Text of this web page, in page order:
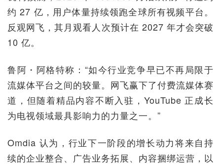
约 27 亿，用户体量持续领跑全球所有视频平台。
反观网飞，其月观看人次预计在 2027 年才会突破
10 亿。
鲁阿・阿格特称：“如今行业竞争早已不再局限于
流媒体平台之间的较量。网飞赢下了付费流媒体赛
道，但随着精品内容不断入驻，YouTube 正成长
为电视领域最具影响力的力量之一。”
Omdia 认为，行业下一阶段的增长动力将来自持
续的企业整合、广告业务拓展、内容捆绑运营，以